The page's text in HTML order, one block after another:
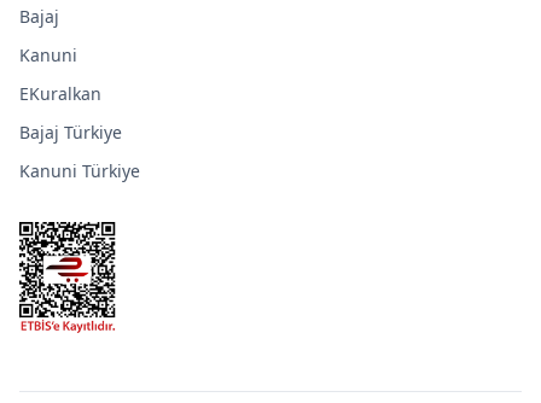
Bajaj
Kanuni
EKuralkan
Bajaj Türkiye
Kanuni Türkiye